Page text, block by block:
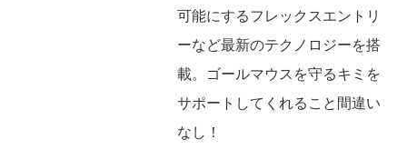
可能にするフレックスエントリ
ーなど最新のテクノロジーを搭
載。ゴールマウスを守るキミを
サポートしてくれること間違い
なし！